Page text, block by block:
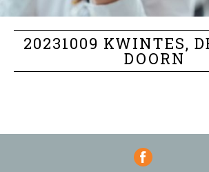
20231009 KWINTES,
DOORN